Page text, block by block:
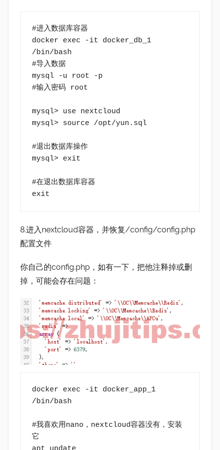
#进入数据库容器
docker exec -it docker_db_1
/bin/bash
#导入数据
mysql -u root -p
#输入密码 root
mysql> use nextcloud
mysql> source /opt/yun.sql
#退出数据库操作
mysql> exit
#在退出数据库容器
exit
8.进入nextcloud容器，并恢复/config/config.php
配置文件
你自己的config.php，如有一下，把他注释掉或删
掉，可能会存在问题：
docker exec -it docker_app_1
/bin/bash
#我喜欢用nano，nextcloud容器没有，安装
它